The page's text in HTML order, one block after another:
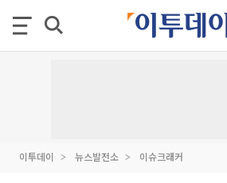
이투데이 뉴스발전소 이슈크래커